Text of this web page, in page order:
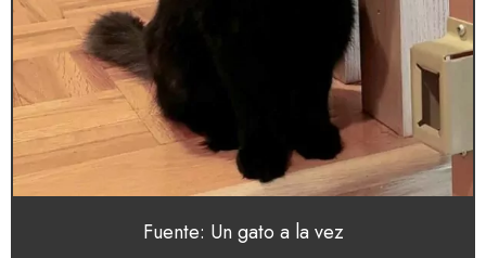
Fuente: Un gato a la vez